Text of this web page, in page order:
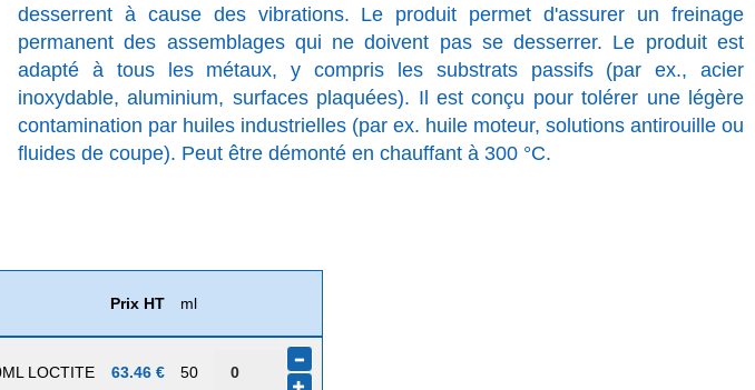
desserrent à cause des vibrations. Le produit permet d'assurer un freinage
permanent des assemblages qui ne doivent pas se desserrer. Le produit est
adapté à tous les métaux, y compris les substrats passifs (par ex., acier
inoxydable, aluminium, surfaces plaquées). Il est conçu pour tolérer une légère
contamination par huiles industrielles (par ex. huile moteur, solutions antirouille ou
fluides de coupe). Peut être démonté en chauffant à 300 °C.
Prix HT ml
LOCTITE 63.46 € 50